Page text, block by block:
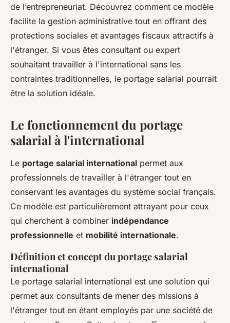
Nicolas• 28 août 2024 •4 min de lecture
de l’entrepreneuriat. Découvrez comment ce modèle
facilite la gestion administrative tout en offrant des
protections sociales et avantages fiscaux attractifs à
l'étranger. Si vous êtes consultant ou expert
souhaitant travailler à l'international sans les
contraintes traditionnelles, le portage salarial pourrait
être la solution idéale.
Le fonctionnement du portage
salarial à l'international
Le portage salarial international permet aux
professionnels de travailler à l'étranger tout en
conservant les avantages du système social français.
Ce modèle est particulièrement attrayant pour ceux
qui cherchent à combiner indépendance
professionnelle et mobilité internationale.
Définition et concept du portage salarial
international
Le portage salarial international est une solution qui
permet aux consultants de mener des missions à
l'étranger tout en étant employés par une société de